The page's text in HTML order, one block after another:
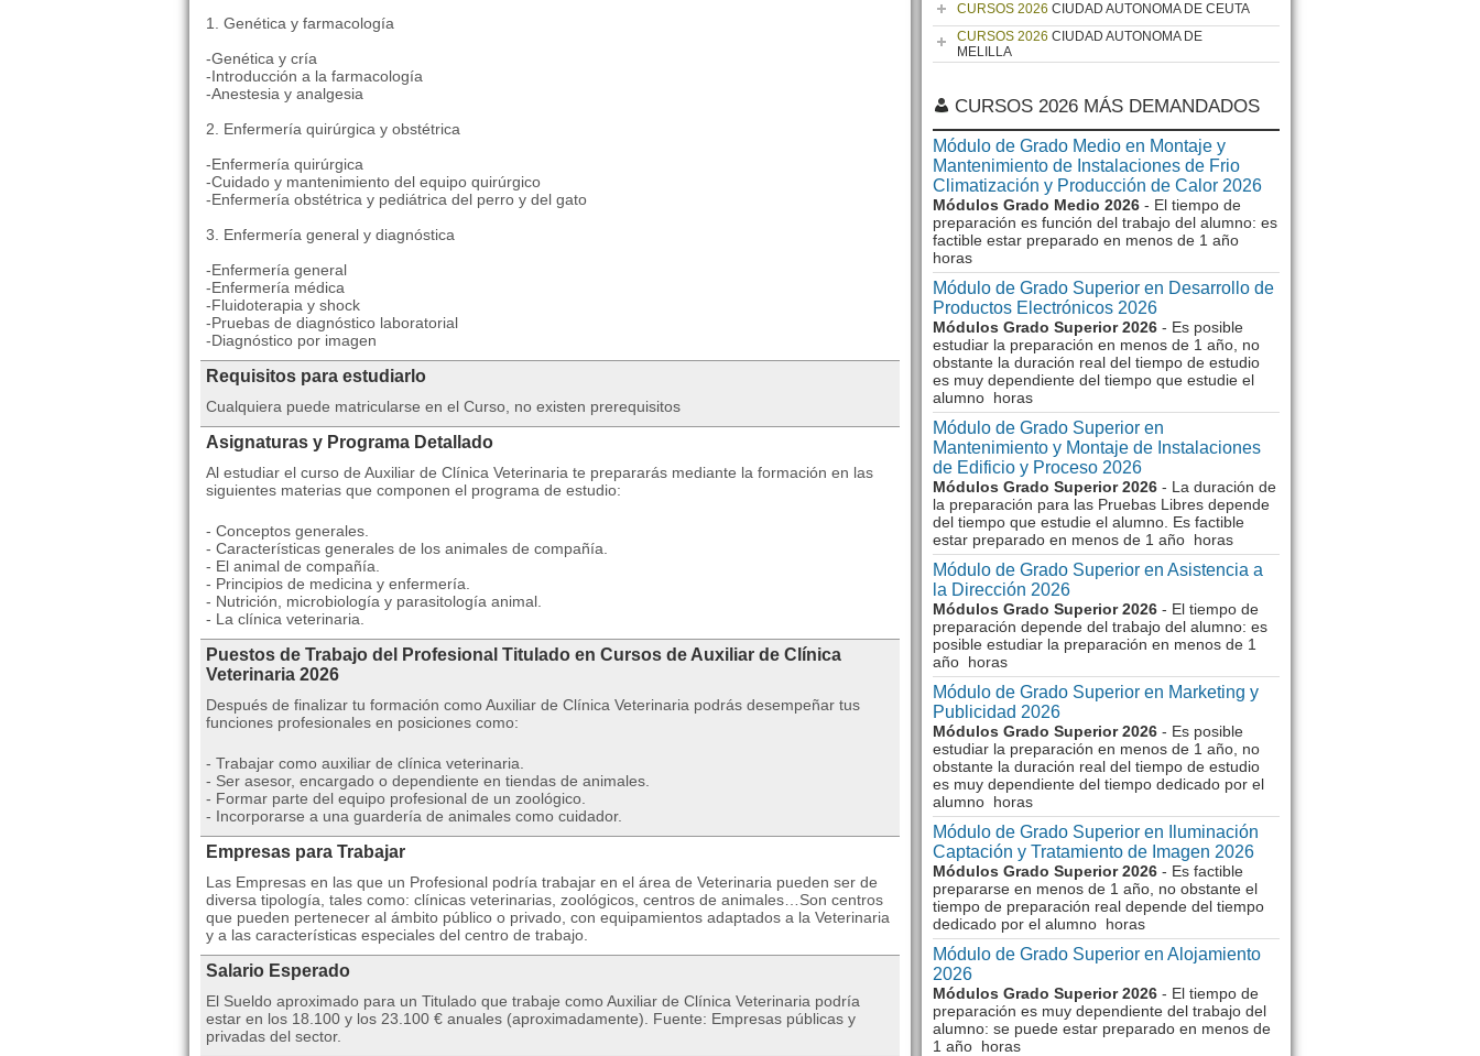
1. Genética y farmacología
-Genética y cría
-Introducción a la farmacología
-Anestesia y analgesia
2. Enfermería quirúrgica y obstétrica
-Enfermería quirúrgica
-Cuidado y mantenimiento del equipo quirúrgico
-Enfermería obstétrica y pediátrica del perro y del gato
3. Enfermería general y diagnóstica
-Enfermería general
-Enfermería médica
-Fluidoterapia y shock
-Pruebas de diagnóstico laboratorial
-Diagnóstico por imagen
Requisitos para estudiarlo
Cualquiera puede matricularse en el Curso, no existen prerequisitos
Asignaturas y Programa Detallado
Al estudiar el curso de Auxiliar de Clínica Veterinaria te prepararás mediante la formación en las
siguientes materias que componen el programa de estudio:
- Conceptos generales.
- Características generales de los animales de compañía.
- El animal de compañía.
- Principios de medicina y enfermería.
- Nutrición, microbiología y parasitología animal.
- La clínica veterinaria.
Puestos de Trabajo del Profesional Titulado en Cursos de Auxiliar de Clínica
Veterinaria 2026
Después de finalizar tu formación como Auxiliar de Clínica Veterinaria podrás desempeñar tus
funciones profesionales en posiciones como:
- Trabajar como auxiliar de clínica veterinaria.
- Ser asesor, encargado o dependiente en tiendas de animales.
- Formar parte del equipo profesional de un zoológico.
- Incorporarse a una guardería de animales como cuidador.
Empresas para Trabajar
Las Empresas en las que un Profesional podría trabajar en el área de Veterinaria pueden ser de
diversa tipología, tales como: clínicas veterinarias, zoológicos, centros de animales…Son centros
que pueden pertenecer al ámbito público o privado, con equipamientos adaptados a la Veterinaria
y a las características especiales del centro de trabajo.
Salario Esperado
El Sueldo aproximado para un Titulado que trabaje como Auxiliar de Clínica Veterinaria podría
estar en los 18.100 y los 23.100 € anuales (aproximadamente). Fuente: Empresas públicas y
privadas del sector.
CURSOS 2026 CIUDAD AUTONOMA DE CEUTA
CURSOS 2026 CIUDAD AUTONOMA DE
MELILLA
CURSOS 2026 MÁS DEMANDADOS
Módulo de Grado Medio en Montaje y
Mantenimiento de Instalaciones de Frio
Climatización y Producción de Calor 2026
Módulos Grado Medio 2026 - El tiempo de
preparación es función del trabajo del alumno: es
factible estar preparado en menos de 1 año
horas
Módulo de Grado Superior en Desarrollo de
Productos Electrónicos 2026
Módulos Grado Superior 2026 - Es posible
estudiar la preparación en menos de 1 año, no
obstante la duración real del tiempo de estudio
es muy dependiente del tiempo que estudie el
alumno horas
Módulo de Grado Superior en
Mantenimiento y Montaje de Instalaciones
de Edificio y Proceso 2026
Módulos Grado Superior 2026 - La duración de
la preparación para las Pruebas Libres depende
del tiempo que estudie el alumno. Es factible
estar preparado en menos de 1 año horas
Módulo de Grado Superior en Asistencia a
la Dirección 2026
Módulos Grado Superior 2026 - El tiempo de
preparación depende del trabajo del alumno: es
posible estudiar la preparación en menos de 1
año horas
Módulo de Grado Superior en Marketing y
Publicidad 2026
Módulos Grado Superior 2026 - Es posible
estudiar la preparación en menos de 1 año, no
obstante la duración real del tiempo de estudio
es muy dependiente del tiempo dedicado por el
alumno horas
Módulo de Grado Superior en Iluminación
Captación y Tratamiento de Imagen 2026
Módulos Grado Superior 2026 - Es factible
prepararse en menos de 1 año, no obstante el
tiempo de preparación real depende del tiempo
dedicado por el alumno horas
Módulo de Grado Superior en Alojamiento
2026
Módulos Grado Superior 2026 - El tiempo de
preparación es muy dependiente del trabajo del
alumno: se puede estar preparado en menos de
1 año horas